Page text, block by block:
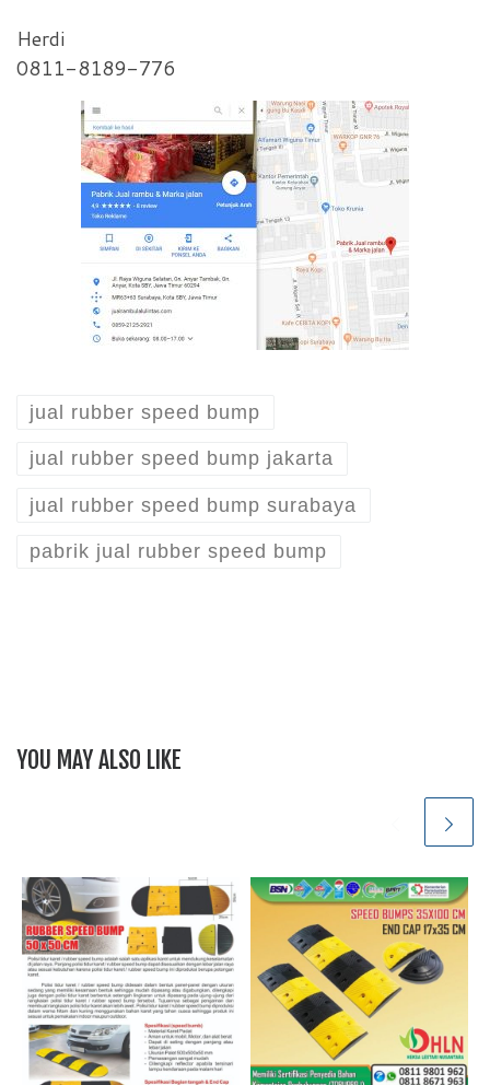
Herdi
0811-8189-776
jual rubber speed bump
jual rubber speed bump jakarta
jual rubber speed bump surabaya
pabrik jual rubber speed bump
YOU MAY ALSO LIKE